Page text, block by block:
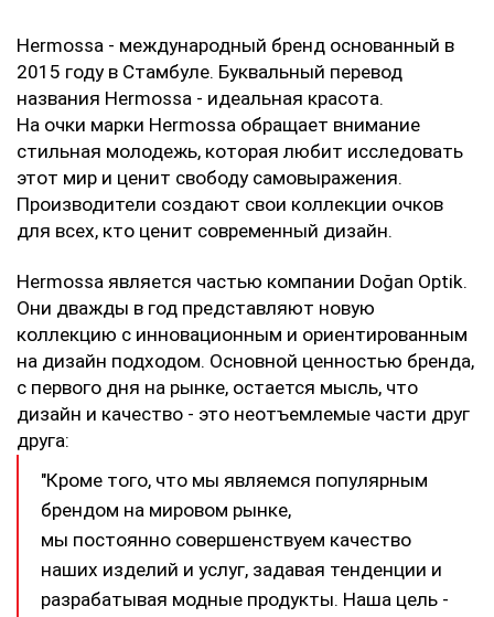
Hermossa - международный бренд основанный в
2015 году в Стамбуле. Буквальный перевод
названия Hermossa - идеальная красота.
На очки марки Hermossa обращает внимание
стильная молодежь, которая любит исследовать
этот мир и ценит свободу самовыражения.
Производители создают свои коллекции очков
для всех, кто ценит современный дизайн.
Hermossa является частью компании Doğan Optik.
Они дважды в год представляют новую
коллекцию с инновационным и ориентированным
на дизайн подходом. Основной ценностью бренда,
с первого дня на рынке, остается мысль, что
дизайн и качество - это неотъемлемые части друг
друга:
"Кроме того, что мы являемся популярным
брендом на мировом рынке,
мы постоянно совершенствуем качество
наших изделий и услуг, задавая тенденции и
разрабатывая модные продукты. Наша цель -